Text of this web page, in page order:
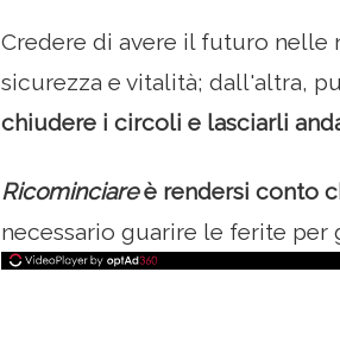
Credere di avere il futuro nelle
sicurezza e vitalità; dall'altra,
chiudere i circoli e lasciarli
Ricominciareè rendersi conto
necessario guarire le ferite per